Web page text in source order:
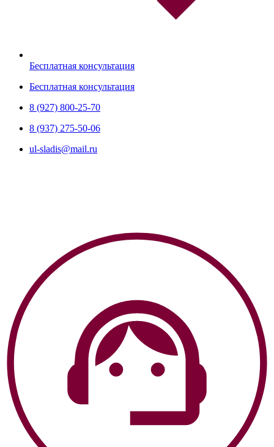
Бесплатная консультация
Бесплатная консультация
8 (927) 800-25-70
8 (937) 275-50-06
ul-sladis@mail.ru